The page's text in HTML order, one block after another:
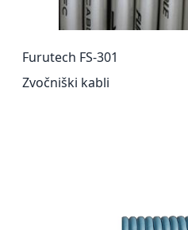
Furutech FS-301
Zvočniški kabli